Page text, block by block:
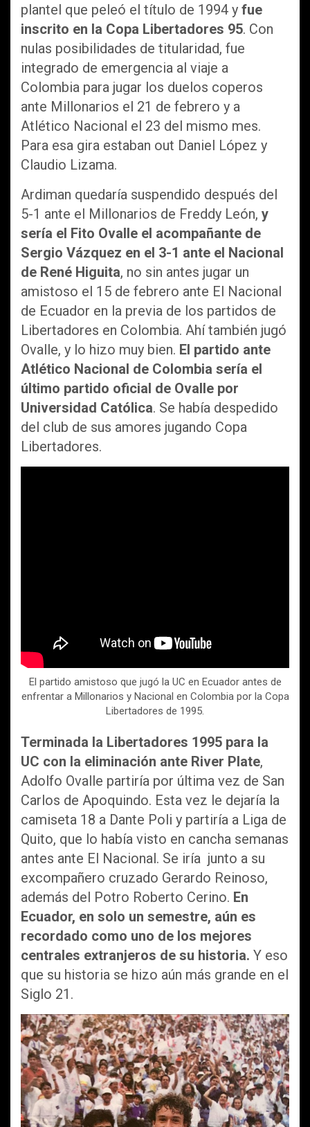
plantel que peleó el título de 1994 y fue
inscrito en la Copa Libertadores 95. Con
nulas posibilidades de titularidad, fue
integrado de emergencia al viaje a
Colombia para jugar los duelos coperos
ante Millonarios el 21 de febrero y a
Atlético Nacional el 23 del mismo mes.
Para esa gira estaban out Daniel López y
Claudio Lizama.
Ardiman quedaría suspendido después del
5-1 ante el Millonarios de Freddy León, y
sería el Fito Ovalle el acompañante de
Sergio Vázquez en el 3-1 ante el Nacional
de René Higuita, no sin antes jugar un
amistoso el 15 de febrero ante El Nacional
de Ecuador en la previa de los partidos de
Libertadores en Colombia. Ahí también jugó
Ovalle, y lo hizo muy bien. El partido ante
Atlético Nacional de Colombia sería el
último partido oficial de Ovalle por
Universidad Católica. Se había despedido
del club de sus amores jugando Copa
Libertadores.
El partido amistoso que jugó la UC en Ecuador antes de
enfrentar a Millonarios y Nacional en Colombia por la Copa
Libertadores de 1995.
Terminada la Libertadores 1995 para la
UC con la eliminación ante River Plate,
Adolfo Ovalle partiría por última vez de San
Carlos de Apoquindo. Esta vez le dejaría la
camiseta 18 a Dante Poli y partiría a Liga de
Quito, que lo había visto en cancha semanas
antes ante El Nacional. Se iría junto a su
excompañero cruzado Gerardo Reinoso,
además del Potro Roberto Cerino. En
Ecuador, en solo un semestre, aún es
recordado como uno de los mejores
centrales extranjeros de su historia. Y eso
que su historia se hizo aún más grande en el
Siglo 21.